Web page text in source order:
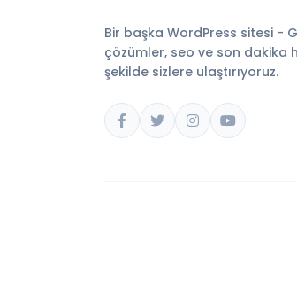
Bir başka WordPress sitesi -
çözümler, seo ve son dakika
şekilde sizlere ulaştırıyoruz.